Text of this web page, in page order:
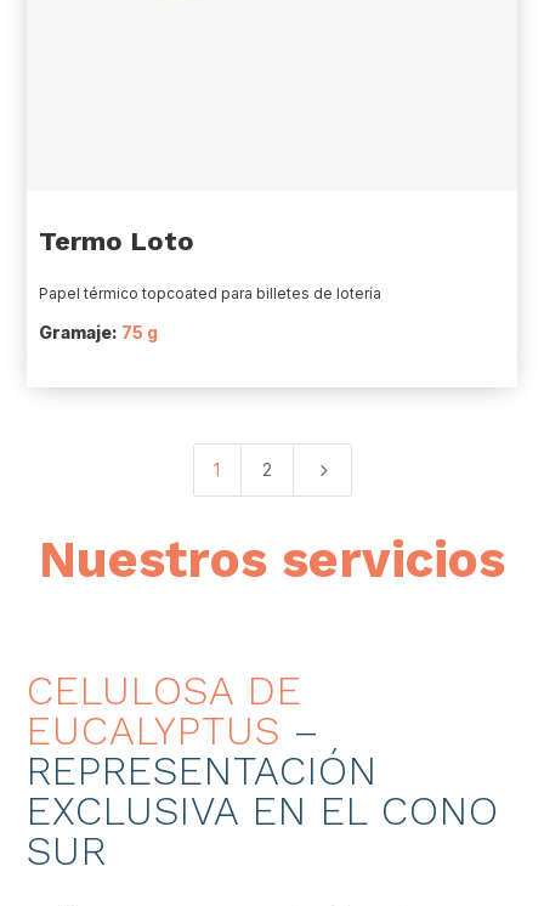
Termo Loto
Papel térmico topcoated para billetes de lotería
Gramaje: 75 g
1 2 5
Nuestros servicios
CELULOSA DE
EUCALYPTUS –
REPRESENTACIÓN
EXCLUSIVA EN EL CONO
SUR